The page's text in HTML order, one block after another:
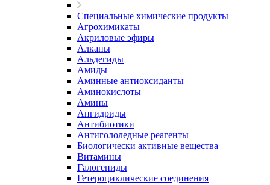
Специальные химические продукты
Агрохимикаты
Акриловые эфиры
Алканы
Альдегиды
Амиды
Аминные антиоксиданты
Аминокислоты
Амины
Ангидриды
Антибиотики
Антигололедные реагенты
Биологически активные вещества
Витамины
Галогениды
Гетероциклические соединения